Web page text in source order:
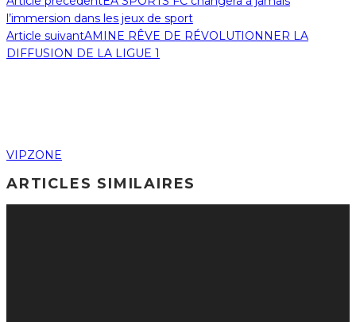
l’immersion dans les jeux de sport
Article suivantAMINE RÊVE DE RÉVOLUTIONNER LA
DIFFUSION DE LA LIGUE 1
VIPZONE
ARTICLES SIMILAIRES